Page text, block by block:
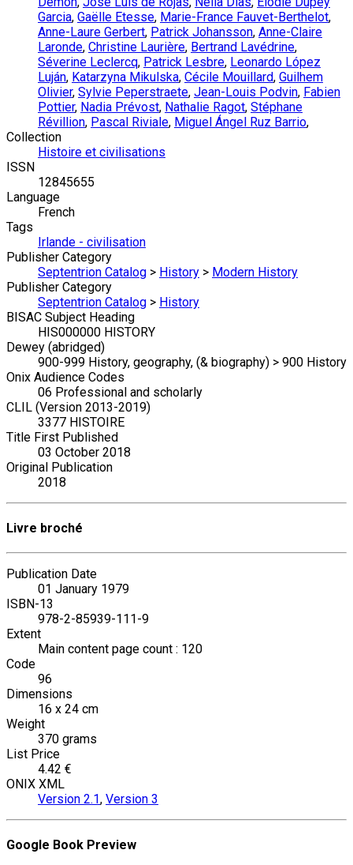
Garcia, Gaëlle Etesse, Marie-France Fauvet-Berthelot,
Anne-Laure Gerbert, Patrick Johansson, Anne-Claire
Laronde, Christine Laurière, Bertrand Lavédrine,
Séverine Leclercq, Patrick Lesbre, Leonardo López
Luján, Katarzyna Mikulska, Cécile Mouillard, Guilhem
Olivier, Sylvie Peperstraete, Jean-Louis Podvin, Fabien
Pottier, Nadia Prévost, Nathalie Ragot, Stéphane
Révillion, Pascal Riviale, Miguel Ángel Ruz Barrio,
Collection
Histoire et civilisations
ISSN
12845655
Language
French
Tags
Irlande - civilisation
Publisher Category
Septentrion Catalog > History > Modern History
Publisher Category
Septentrion Catalog > History
BISAC Subject Heading
HIS000000 HISTORY
Dewey (abridged)
900-999 History, geography, (& biography) > 900 History
Onix Audience Codes
06 Professional and scholarly
CLIL (Version 2013-2019)
3377 HISTOIRE
Title First Published
03 October 2018
Original Publication
2018
Livre broché
Publication Date
01 January 1979
ISBN-13
978-2-85939-111-9
Extent
Main content page count : 120
Code
96
Dimensions
16 x 24 cm
Weight
370 grams
List Price
4.42 €
ONIX XML
Version 2.1, Version 3
Google Book Preview